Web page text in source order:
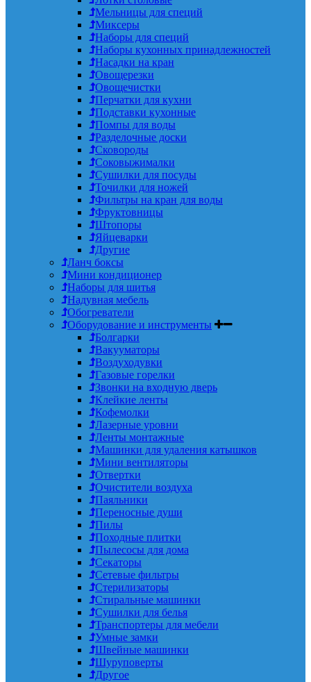
Мельницы для специй
Миксеры
Наборы для специй
Наборы кухонных принадлежностей
Насадки на кран
Овощерезки
Овощечистки
Перчатки для кухни
Подставки кухонные
Помпы для воды
Разделочные доски
Сковороды
Соковыжималки
Сушилки для посуды
Точилки для ножей
Фильтры на кран для воды
Фруктовницы
Штопоры
Яйцеварки
Другие
Ланч боксы
Мини кондиционер
Наборы для шитья
Надувная мебель
Обогреватели
Оборудование и инструменты
Болгарки
Вакууматоры
Воздуходувки
Газовые горелки
Звонки на входную дверь
Клейкие ленты
Кофемолки
Лазерные уровни
Ленты монтажные
Машинки для удаления катышков
Мини вентиляторы
Отвертки
Очистители воздуха
Паяльники
Переносные души
Пилы
Походные плитки
Пылесосы для дома
Секаторы
Сетевые фильтры
Стерилизаторы
Стиральные машинки
Сушилки для белья
Транспортеры для мебели
Умные замки
Швейные машинки
Шуруповерты
Другое